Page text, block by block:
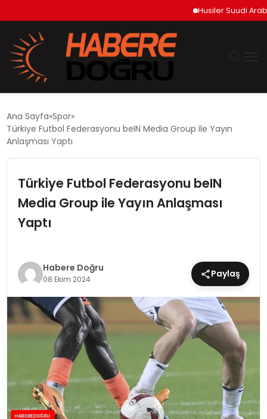
Husiler Suudi
EKONOMİ
DÜNYA
TEKNOLOJİ
SPOR
EĞİTİM
MAGAZİN
YAŞAM
Ana Sayfa Spor
Türkiye Futbol Federasyonu beIN Media Group ile Yayın
Anlaşması Yaptı
Türkiye Futbol Federasyonu beIN
Media Group ile Yayın Anlaşması
Yaptı
Habere Doğru
08 Ekim 2024 Paylaş